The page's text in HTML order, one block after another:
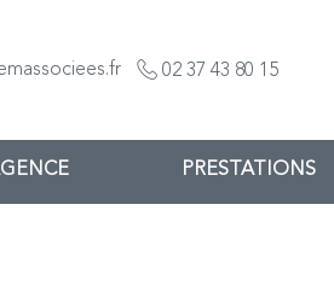
02 37 43 80 15
PRESTATIONS